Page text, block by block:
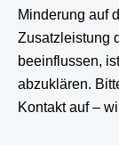
Minderung auf
Zusatzleistung
beeinflussen,
abzuklären.
Kontakt auf –